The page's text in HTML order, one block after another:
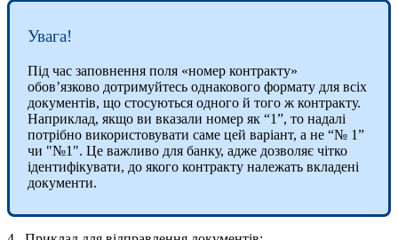
Увага!
Під час заповнення поля «номер контракту»
обов’язково дотримуйтесь однакового формату для всіх
документів, що стосуються одного й того ж контракту.
Наприклад, якщо ви вказали номер як “1”, то надалі
потрібно використовувати саме цей варіант, а не “№ 1”
чи "№1 ". Це важливо для банку, адже дозволяє чітко
ідентифікувати, до якого контракту належать вкладені
документи.